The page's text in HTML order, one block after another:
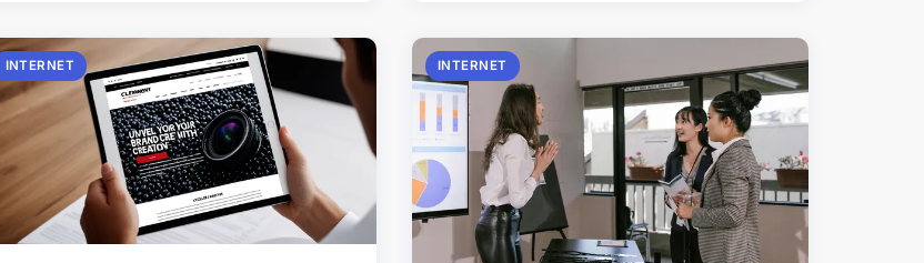
INTERNET INTERNET